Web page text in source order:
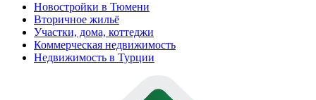
Новостройки в Тюмени
Вторичное жильё
Участки, дома, коттеджи
Коммерческая недвижимость
Недвижимость в Турции